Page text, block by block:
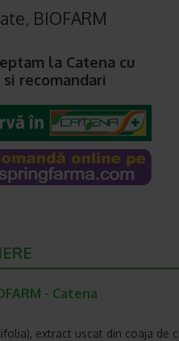
BIOFARM
la Catena cu
recomandari
- Catena
extract uscat din coaja de